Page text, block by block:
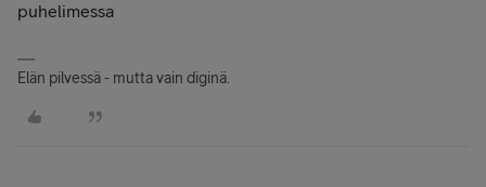
Elän pilvessä - mutta vain diginä.